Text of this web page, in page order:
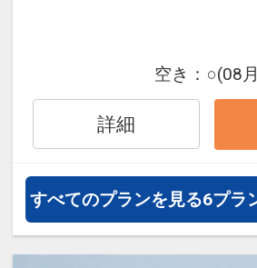
オプションでレンタ
通・体験プランなど
約）が可能なプラン
シギラセブンマイル
ぼ中央に位置し、レジ
泉、レストランやシ
アクセスも抜群。宮
ブに巡りながら、自
するトラベラーたち
です。
空き： ○(08
詳細
すべてのプランを見る6プラ